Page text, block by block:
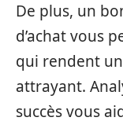
De plus, un
d’achat vous
qui rendent
attrayant.
succès vous